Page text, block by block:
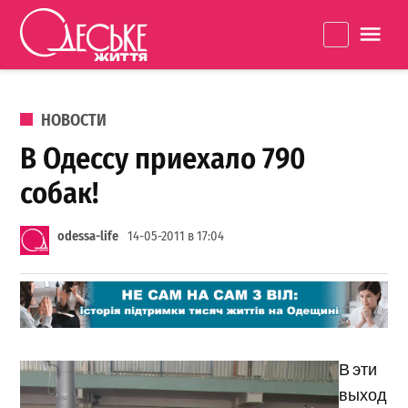
Перейти к содержанию
життя
ОПУБЛИКОВАНО В
НОВОСТИ
В Одессу приехало 790
собак!
odessa-life 14-05-2011 в 17:04
В эти
выход